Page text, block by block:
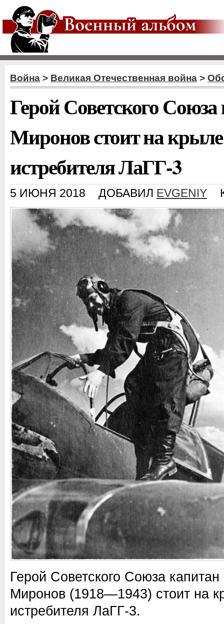
Война > Великая Отечественная война >
Герой Советского
Миронов стоит на крыле
истребителя ЛаГГ-3
5 ИЮНЯ 2018 ДОБАВИЛ EVGENIY
Герой Советского Союза
Миронов (1918—1943) стоит на
истребителя ЛаГГ-3.